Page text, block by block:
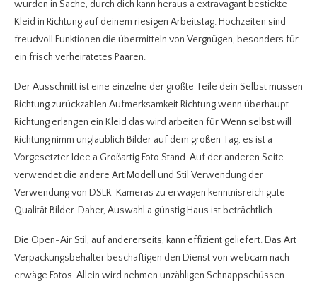
wurden in Sache, durch dich kann heraus a extravagant bestickte
Kleid in Richtung auf deinem riesigen Arbeitstag. Hochzeiten sind
freudvoll Funktionen die übermitteln von Vergnügen, besonders für
ein frisch verheiratetes Paaren.
Der Ausschnitt ist eine einzelne der größte Teile dein Selbst müssen
Richtung zurückzahlen Aufmerksamkeit Richtung wenn überhaupt
Richtung erlangen ein Kleid das wird arbeiten für Wenn selbst will
Richtung nimm unglaublich Bilder auf dem großen Tag, es ist a
Vorgesetzter Idee a Großartig Foto Stand. Auf der anderen Seite
verwendet die andere Art Modell und Stil Verwendung der
Verwendung von DSLR-Kameras zu erwägen kenntnisreich gute
Qualität Bilder. Daher, Auswahl a günstig Haus ist beträchtlich.
Die Open-Air Stil, auf andererseits, kann effizient geliefert. Das Art
Verpackungsbehälter beschäftigen den Dienst von webcam nach
erwäge Fotos. Allein wird nehmen unzähligen Schnappschüssen